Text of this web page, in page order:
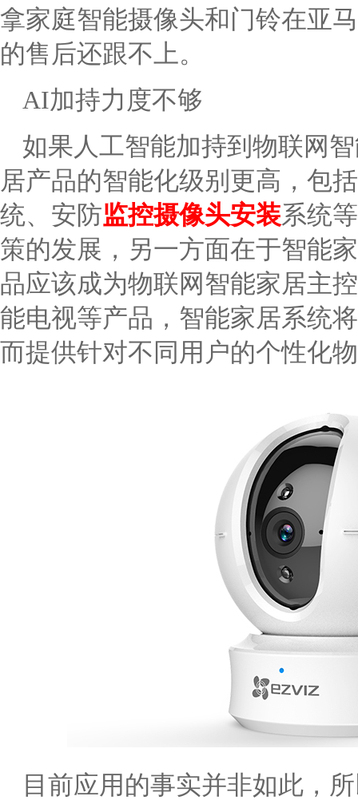
拿家庭智能摄像头和门铃在亚
的售后还跟不上。
AI加持力度不够
如果人工智能加持到物联网
居产品的智能化级别更高，包
统、安防监控摄像头安装系统
策的发展，另一方面在于智能
品应该成为物联网智能家居主
能电视等产品，智能家居系统
而提供针对不同用户的个性化
目前应用的事实并非如此，